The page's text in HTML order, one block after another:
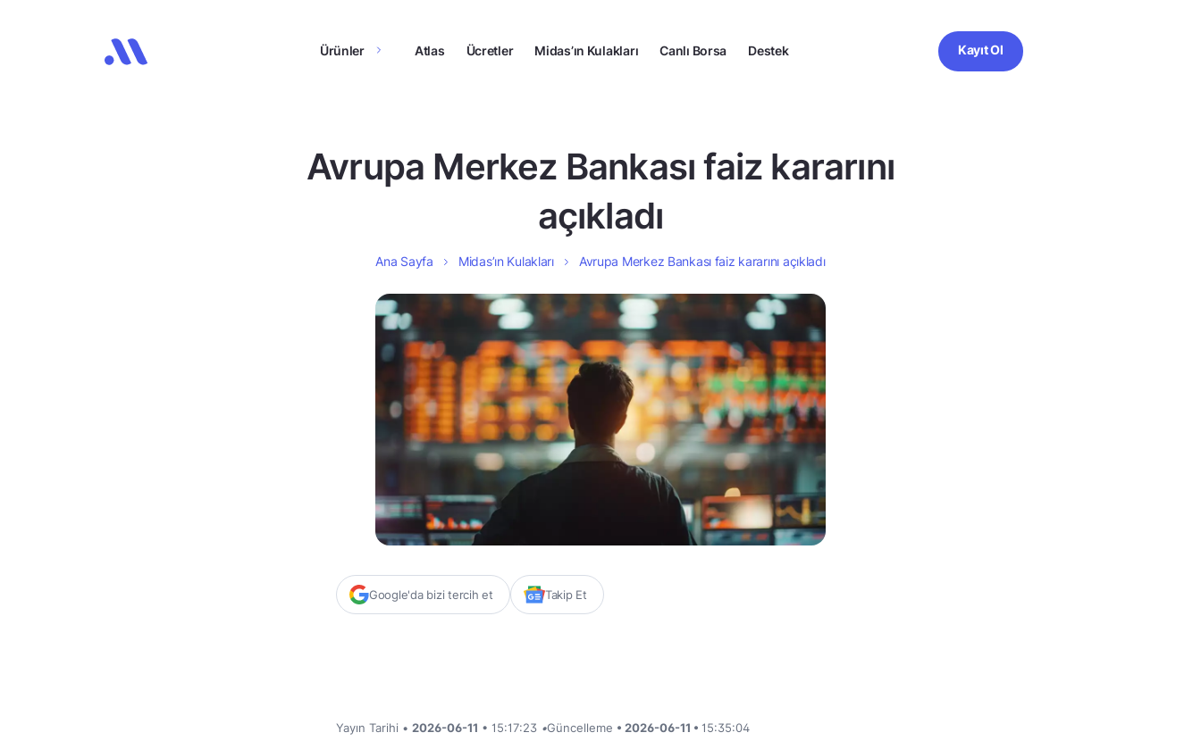
Ürünler Atlas Ücretler Midas’ın Kulakları Canlı Borsa Destek Kayıt Ol
Avrupa Merkez Bankası faiz kararını
açıkladı
Ana Sayfa Midas’ın Kulakları Avrupa Merkez Bankası faiz kararını açıkladı
Google'da bizi tercih et Takip Et
Yayın Tarihi • 2026-06-11 • 15:17:23 •Güncelleme • 2026-06-11 • 15:35:04